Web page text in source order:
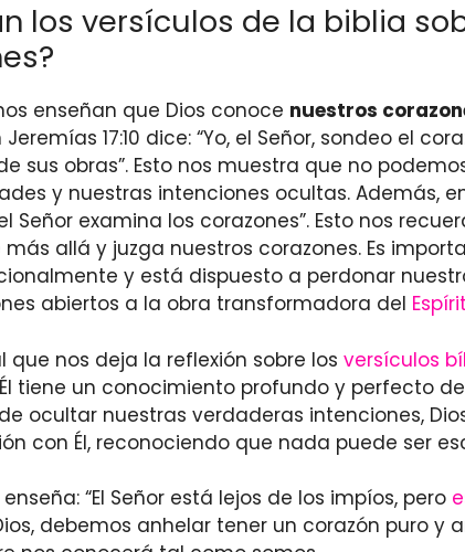
los versículos de la biblia
enseñan que Dios conoce nuestros
17:10 dice: “Yo, el Señor, sondeo el
sus obras”. Esto nos muestra que no
y nuestras intenciones ocultas. Además,
Señor examina los corazones”. Esto nos
allá y juzga nuestros corazones. Es
y está dispuesto a perdonar
abiertos a la obra transformadora del
que nos deja la reflexión sobre los versículos
tiene un conocimiento profundo y perfecto
ocultar nuestras verdaderas intenciones,
con Él, reconociendo que nada puede ser
“El Señor está lejos de los impíos, pero
debemos anhelar tener un corazón puro y